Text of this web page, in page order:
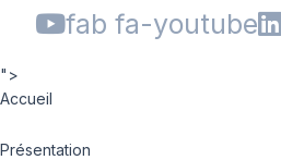
fab fa-youtube
">
Accueil
Présentation